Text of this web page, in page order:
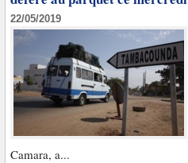
22/05/2019
Camara, a...